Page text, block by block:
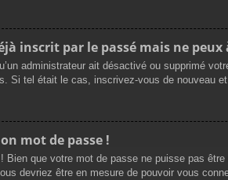
inscrit par le passé mais ne
administrateur ait désactivé ou supprimé
Si tel était le cas, inscrivez-vous de nouveau
mot de passe !
Bien que votre mot de passe ne puisse pas
devriez être en mesure de pouvoir vous